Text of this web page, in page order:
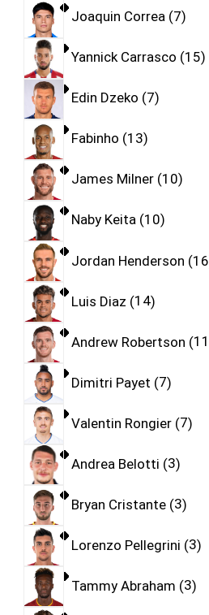
Joaquin Correa 7
Yannick Carrasco 15
Edin Dzeko 7
Fabinho 13
James Milner 10
Naby Keita 10
Jordan Henderson 16
Luis Diaz 14
Andrew Robertson 11
Dimitri Payet 7
Valentin Rongier 7
Andrea Belotti 3
Bryan Cristante 3
Lorenzo Pellegrini 3
Tammy Abraham 3